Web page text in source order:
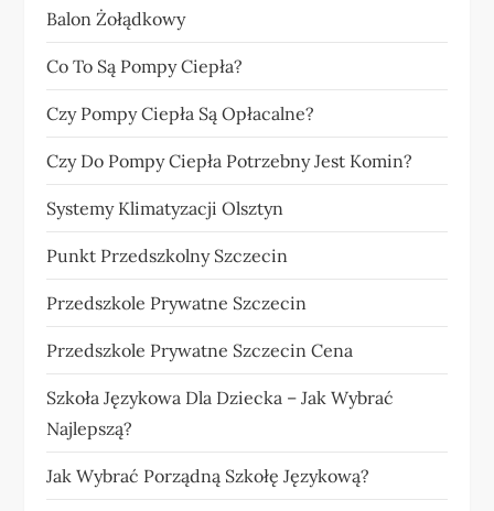
Balon Żołądkowy
Co To Są Pompy Ciepła?
Czy Pompy Ciepła Są Opłacalne?
Czy Do Pompy Ciepła Potrzebny Jest Komin?
Systemy Klimatyzacji Olsztyn
Punkt Przedszkolny Szczecin
Przedszkole Prywatne Szczecin
Przedszkole Prywatne Szczecin Cena
Szkoła Językowa Dla Dziecka – Jak Wybrać
Najlepszą?
Jak Wybrać Porządną Szkołę Językową?